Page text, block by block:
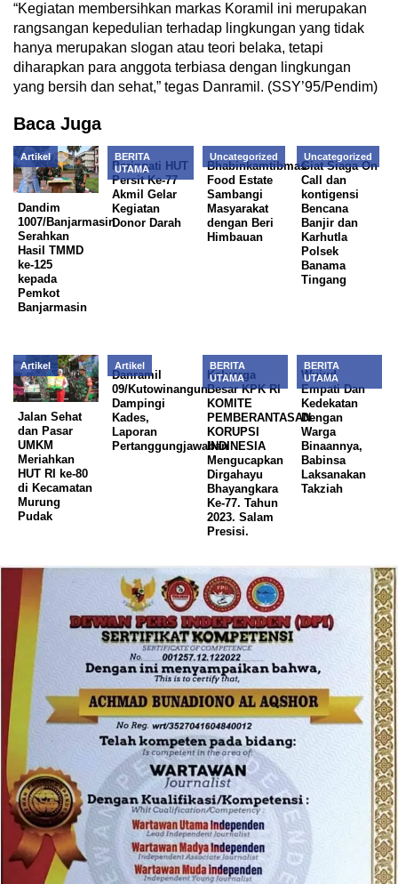
“Kegiatan membersihkan markas Koramil ini merupakan
rangsangan kepedulian terhadap lingkungan yang tidak
hanya merupakan slogan atau teori belaka, tetapi
diharapkan para anggota terbiasa dengan lingkungan
yang bersih dan sehat,” tegas Danramil. (SSY’95/Pendim)
Baca Juga
Artikel
Dandim
1007/Banjarmasin
Serahkan
Hasil TMMD
ke-125
kepada
Pemkot
Banjarmasin
BERITA
UTAMA
Peringati HUT
Persit Ke-77
Akmil Gelar
Kegiatan
Donor Darah
Uncategorized
Bhabinkamtibmas
Food Estate
Sambangi
Masyarakat
dengan Beri
Himbauan
Uncategorized
Giat Siaga On
Call dan
kontigensi
Bencana
Banjir dan
Karhutla
Polsek
Banama
Tingang
Artikel
Jalan Sehat
dan Pasar
UMKM
Meriahkan
HUT RI ke-80
di Kecamatan
Murung
Pudak
Artikel
Danramil
09/Kutowinangun
Dampingi
Kades,
Laporan
Pertanggungjawaban
BERITA
UTAMA
Keluarga
Besar KPK RI
KOMITE
PEMBERANTASAN
KORUPSI
INDINESIA
Mengucapkan
Dirgahayu
Bhayangkara
Ke-77. Tahun
2023. Salam
Presisi.
BERITA
UTAMA
Wujud
Empati Dan
Kedekatan
Dengan
Warga
Binaannya,
Babinsa
Laksanakan
Takziah